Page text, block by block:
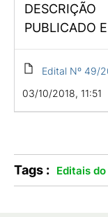
DESCRIÇÃO
PUBLICADO
Edital Nº 49/
03/10/2018, 11:51
Tags : Editais